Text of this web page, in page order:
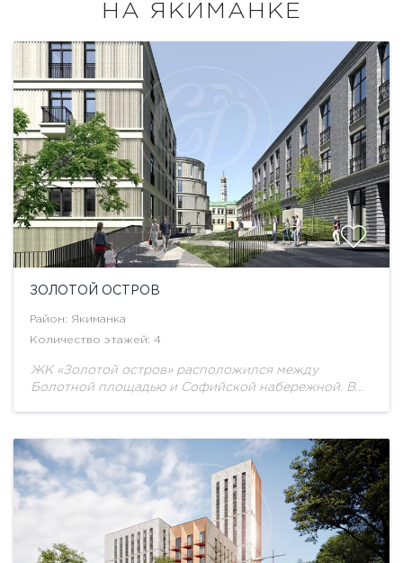
НА ЯКИМАНКЕ
ЗОЛОТОЙ ОСТРОВ
Район: Якиманка
Количество этажей: 4
ЖК «Золотой остров» расположился между
Болотной площадью и Софийской набережной. В
себя жилые апартаменты, торговые и офисные...